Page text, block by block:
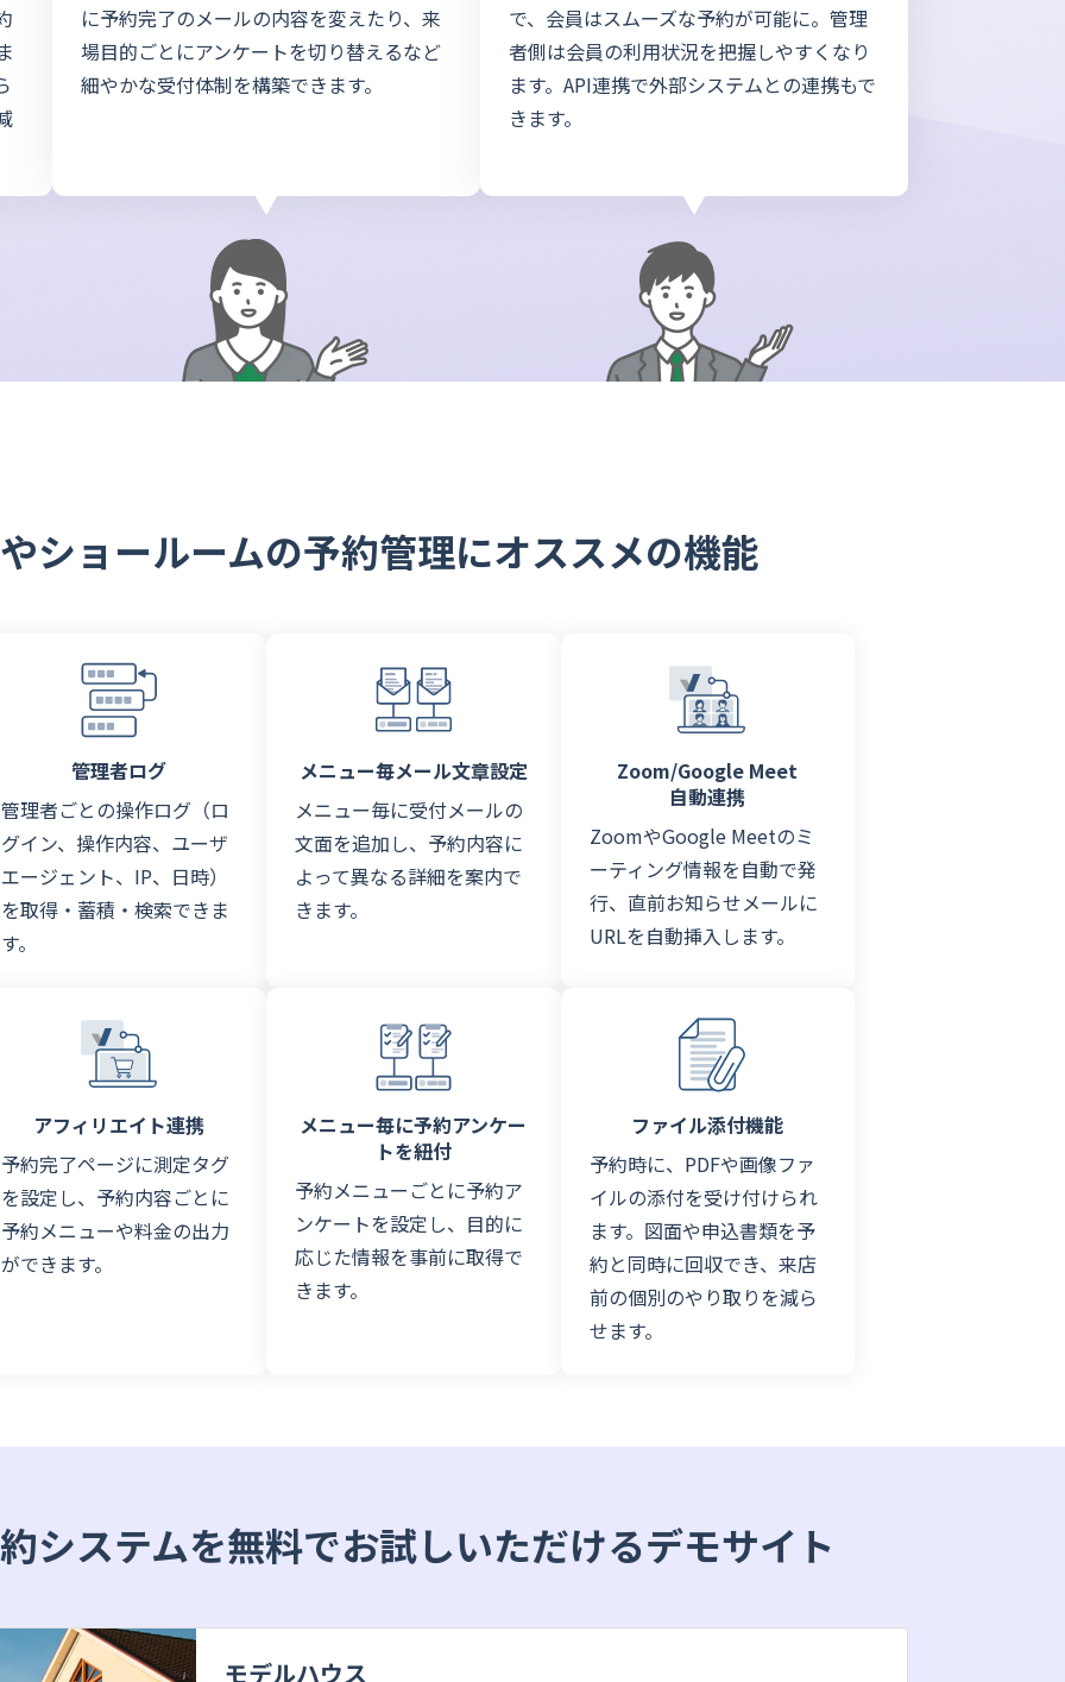
に予約完了のメールの内容を変えたり、来
場目的ごとにアンケートを切り替えるなど
細やかな受付体制を構築できます。
で、会員はスムーズな予約が可能に。管理
者側は会員の利用状況を把握しやすくなり
ます。API連携で外部システムとの連携もで
きます。
ショールームの予約管理にオススメの機能
管理者ログ
管理者ごとの操作ログ（ロ
グイン、操作内容、ユーザ
エージェント、IP、日時）
を取得・蓄積・検索できま
す。
メニュー毎メール文章設定
メニュー毎に受付メールの
文面を追加し、予約内容に
よって異なる詳細を案内で
きます。
Zoom/Google Meet
自動連携
ZoomやGoogle Meetのミ
ーティング情報を自動で発
行、直前お知らせメールに
URLを自動挿入します。
アフィリエイト連携
予約完了ページに測定タグ
を設定し、予約内容ごとに
予約メニューや料金の出力
ができます。
メニュー毎に予約アンケー
トを紐付
予約メニューごとに予約ア
ンケートを設定し、目的に
応じた情報を事前に取得で
きます。
ファイル添付機能
予約時に、PDFや画像ファ
イルの添付を受け付けられ
ます。図面や申込書類を予
約と同時に回収でき、来店
前の個別のやり取りを減ら
せます。
システムを無料でお試しいただけるデモサイト
モデルハウス